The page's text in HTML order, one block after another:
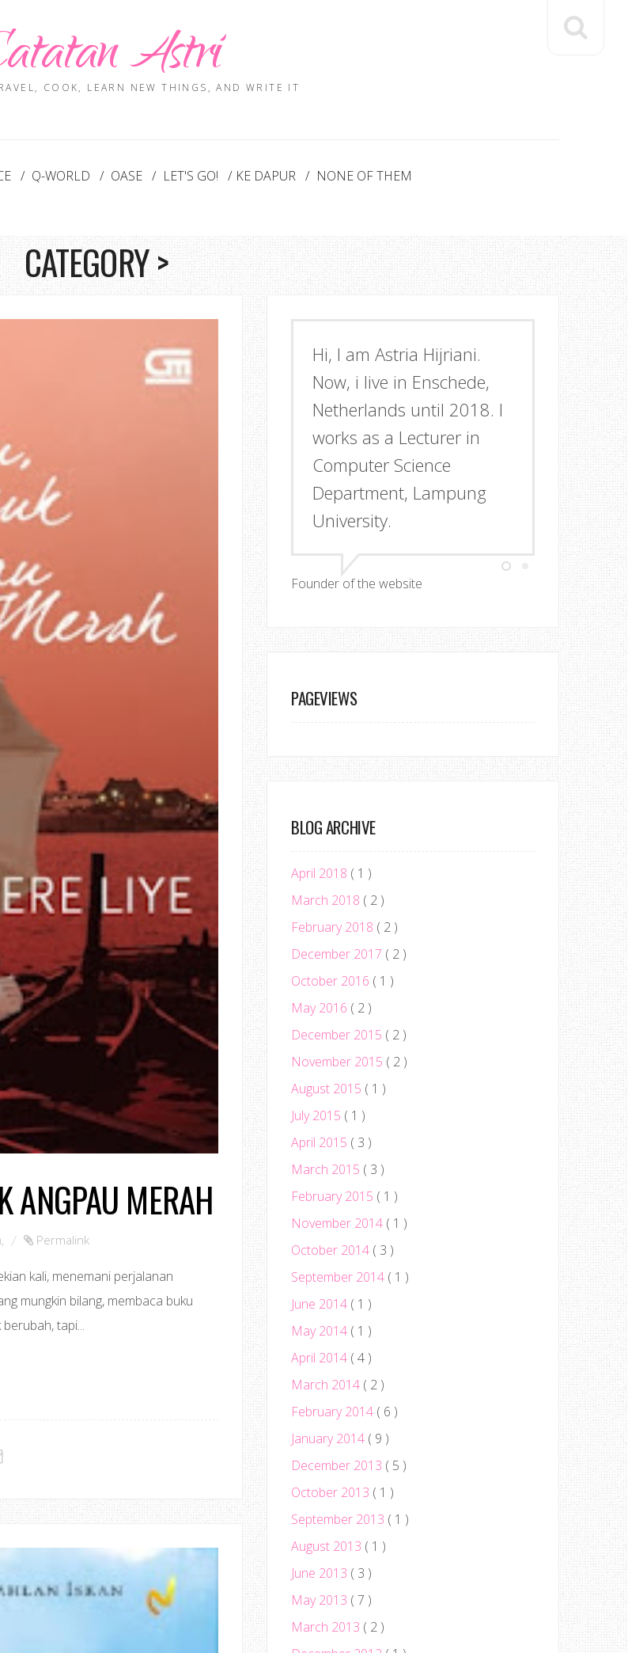
Astri
COOK, LEARN NEW THINGS, AND WRITE IT
Q-WORLD OASE LET'S GO! KE DAPUR NONE OF THEM
CATEGORY >
ANGPAU MERAH
, Permalink
kali, menemani perjalanan
mungkin bilang, membaca buku
tapi...
Hi, I am Astria Hijriani.
Now, i live in Enschede,
Netherlands until 2018. I
works as a Lecturer in
Computer Science
Department, Lampung
University.
Founder of the website
PAGEVIEWS
BLOG ARCHIVE
April 2018 ( 1 )
March 2018 ( 2 )
February 2018 ( 2 )
December 2017 ( 2 )
October 2016 ( 1 )
May 2016 ( 2 )
December 2015 ( 2 )
November 2015 ( 2 )
August 2015 ( 1 )
July 2015 ( 1 )
April 2015 ( 3 )
March 2015 ( 3 )
February 2015 ( 1 )
November 2014 ( 1 )
October 2014 ( 3 )
September 2014 ( 1 )
June 2014 ( 1 )
May 2014 ( 1 )
April 2014 ( 4 )
March 2014 ( 2 )
February 2014 ( 6 )
January 2014 ( 9 )
December 2013 ( 5 )
October 2013 ( 1 )
September 2013 ( 1 )
August 2013 ( 1 )
June 2013 ( 3 )
May 2013 ( 7 )
March 2013 ( 2 )